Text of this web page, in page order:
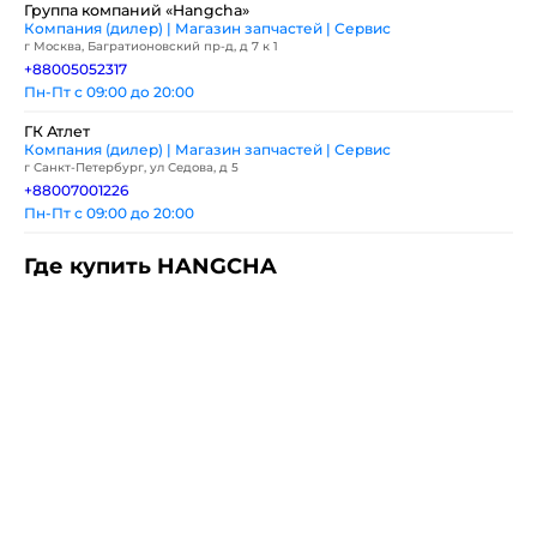
Группа компаний «Hangcha»
Компания (дилер) | Магазин запчастей | Сервис
г Москва, Багратионовский пр-д, д 7 к 1
+88005052317
Пн-Пт с 09:00 до 20:00
ГК Атлет
Компания (дилер) | Магазин запчастей | Сервис
г Санкт-Петербург, ул Седова, д 5
+88007001226
Пн-Пт с 09:00 до 20:00
Где купить HANGCHA